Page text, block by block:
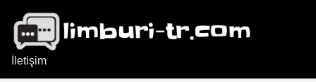
İletişim